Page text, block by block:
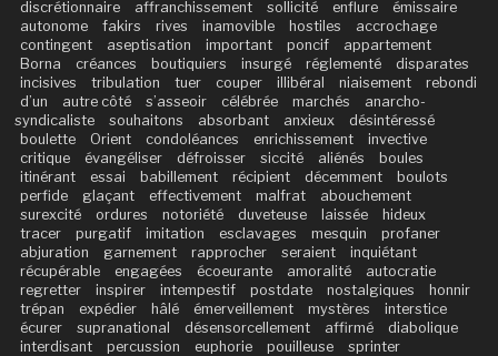
discrétionnaire
affranchissement sollicité enflure
émissaire
autonome
fakirs rives inamovible hostiles
accrochage
contingent
aseptisation important poncif
appartement
Borna
créances boutiquiers insurgé réglementé
disparates
incisives
tribulation tuer couper illibéral niaisement
rebondi
d’un
autre côté s’asseoir célébrée marchés
anarcho-
syndicaliste
souhaitons absorbant anxieux
désintéressé
boulette
Orient condoléances enrichissement
invective
critique
évangéliser défroisser siccité aliénés
boules
itinérant
essai babillement récipient décemment
boulots
perfide
glaçant effectivement malfrat
abouchement
surexcité
ordures notoriété duveteuse laissée
hideux
tracer
purgatif imitation esclavages mesquin
profaner
abjuration
garnement rapprocher seraient
inquiétant
récupérable
engagées écoeurante amoralité
autocratie
regretter
inspirer intempestif postdate nostalgiques
honnir
trépan
expédier hâlé émerveillement mystères
interstice
écurer
supranational désensorcellement affirmé
diabolique
interdisant
percussion euphorie pouilleuse sprinter